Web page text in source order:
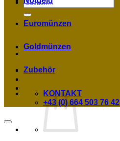
nach:
Euromünzen
Goldmünzen
Zubehör
KONTAKT
+43 (0) 664 503 76 42